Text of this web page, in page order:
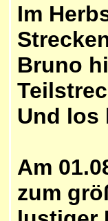
Im
Bruno
Und los
Am
zum